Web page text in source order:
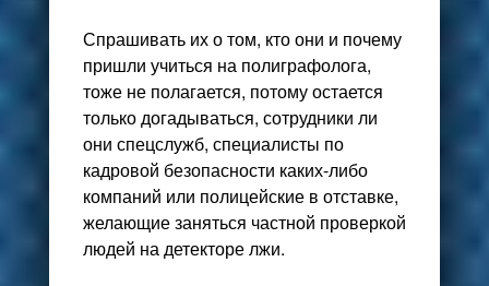
Спрашивать их о том, кто они и почему
пришли учиться на полиграфолога,
тоже не полагается, потому остается
только догадываться, сотрудники ли
они спецслужб, специалисты по
кадровой безопасности каких-либо
компаний или полицейские в отставке,
желающие заняться частной проверкой
людей на детекторе лжи.